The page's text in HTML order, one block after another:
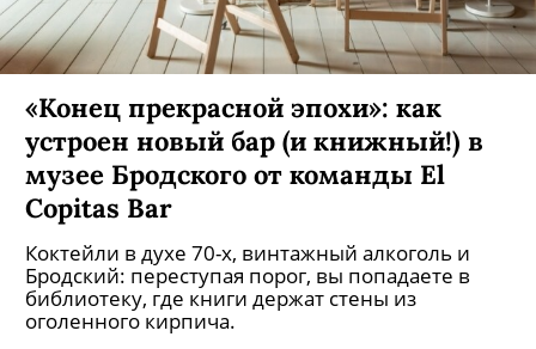
«Конец прекрасной эпохи»: как
устроен новый бар (и книжный!) в
музее Бродского от команды El
Copitas Bar
Коктейли в духе 70-х, винтажный алкоголь и
Бродский: переступая порог, вы попадаете в
библиотеку, где книги держат стены из
оголенного кирпича.